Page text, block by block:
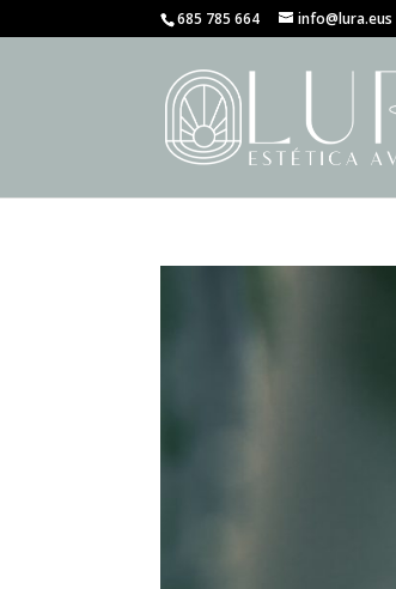
685 785 664 info@lura.eus